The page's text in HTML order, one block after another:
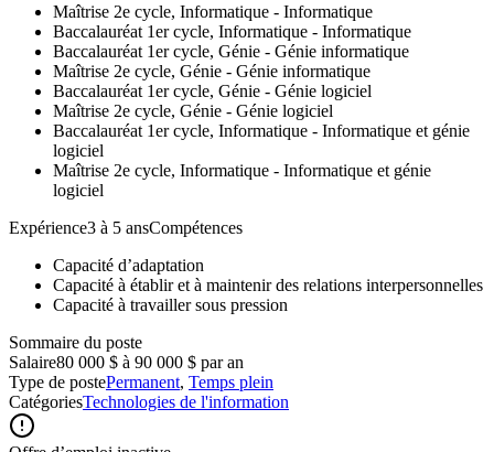
Maîtrise 2e cycle, Informatique - Informatique
Baccalauréat 1er cycle, Informatique - Informatique
Baccalauréat 1er cycle, Génie - Génie informatique
Maîtrise 2e cycle, Génie - Génie informatique
Baccalauréat 1er cycle, Génie - Génie logiciel
Maîtrise 2e cycle, Génie - Génie logiciel
Baccalauréat 1er cycle, Informatique - Informatique et génie
logiciel
Maîtrise 2e cycle, Informatique - Informatique et génie
logiciel
Expérience3 à 5 ansCompétences
Capacité d’adaptation
Capacité à établir et à maintenir des relations interpersonnelles
Capacité à travailler sous pression
Sommaire du poste
Salaire80 000 $ à 90 000 $ par an
Type de postePermanent, Temps plein
CatégoriesTechnologies de l'information